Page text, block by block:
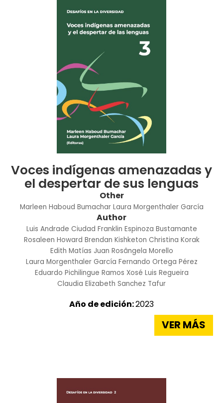
Voces indígenas amenazadas y
el despertar de sus lenguas
Other
Marleen Haboud Bumachar Laura Morgenthaler García
Author
Luis Andrade Ciudad Franklin Espinoza Bustamante
Rosaleen Howard Brendan Kishketon Christina Korak
Edith Matías Juan Rosângela Morello
Laura Morgenthaler García Fernando Ortega Pérez
Eduardo Pichilingue Ramos Xosé Luis Regueira
Claudia Elizabeth Sanchez Tafur
Año de edición:2023
VER MÁS